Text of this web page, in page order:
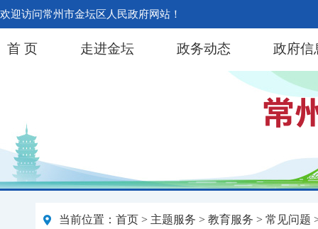
欢迎访问常州市金坛区人民政府网站！
首 页 走进金坛 政务动态 政府信
当前位置： 首页 > 主题服务 > 教育服务 > 常见问题